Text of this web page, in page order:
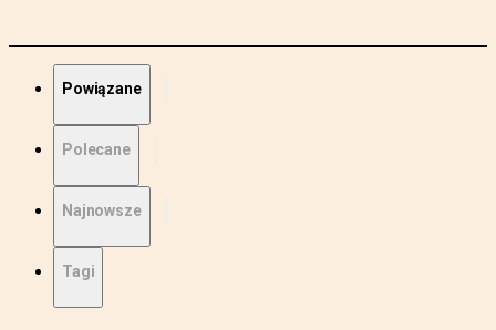
Powiązane
Polecane
Najnowsze
Tagi